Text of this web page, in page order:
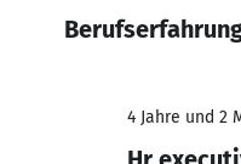
4 Jahre und 2